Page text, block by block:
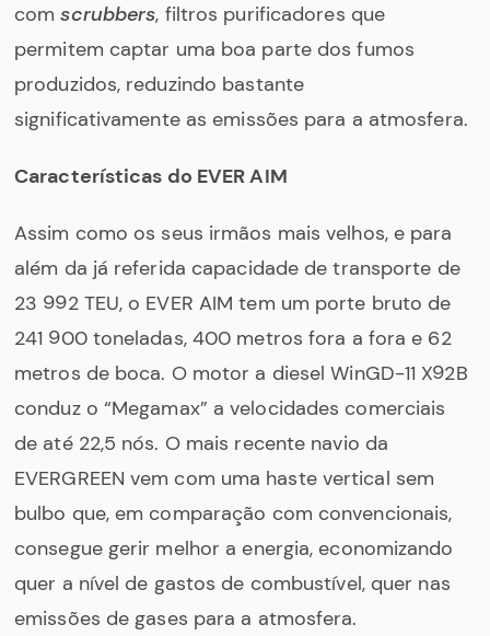
comscrubbers, filtros purificadores que
permitem captar uma boa parte dos fumos
produzidos, reduzindo bastante
significativamente as emissões para a atmosfera.
Características do EVER AIM
Assim como os seus irmãos mais velhos, e para
além da já referida capacidade de transporte de
23 992 TEU, o EVER AIM tem um porte bruto de
241 900 toneladas, 400 metros fora a fora e 62
metros de boca. O motor a diesel WinGD-11 X92B
conduz o “Megamax” a velocidades comerciais
de até 22,5 nós. O mais recente navio da
EVERGREEN vem com uma haste vertical sem
bulbo que, em comparação com convencionais,
consegue gerir melhor a energia, economizando
quer a nível de gastos de combustível, quer nas
emissões de gases para a atmosfera.